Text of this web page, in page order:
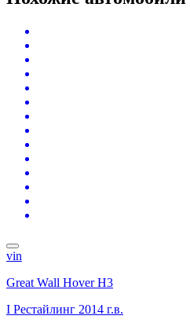
vin
Great Wall Hover H3
I Рестайлинг 2014 г.в.